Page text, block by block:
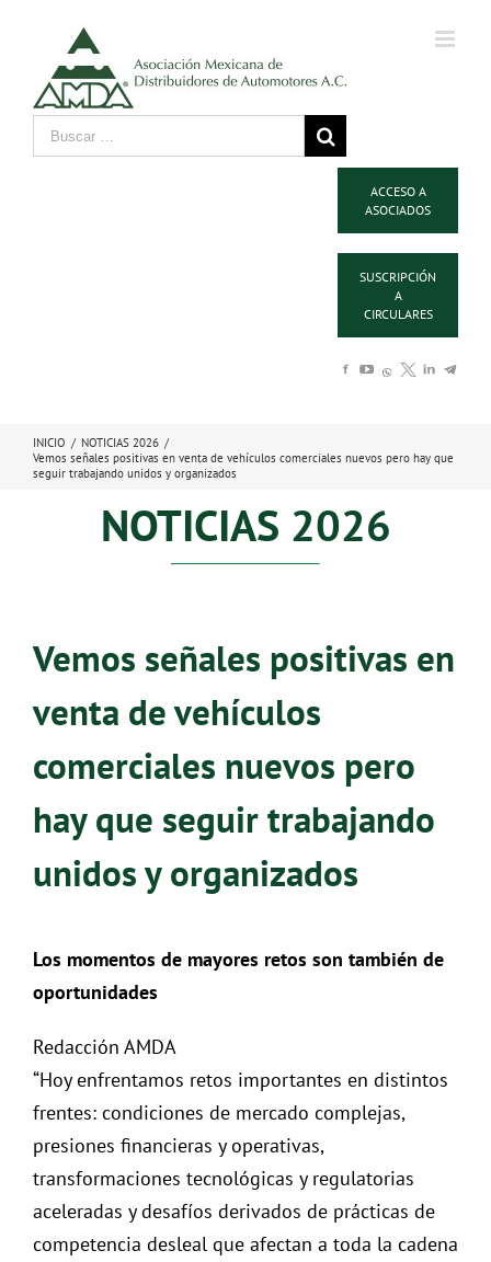
ACCESO A
ASOCIADOS
SUSCRIPCIÓN
A
CIRCULARES
INICIO / NOTICIAS 2026 /
Vemos señales positivas en venta de vehículos comerciales nuevos pero hay que
seguir trabajando unidos y organizados
NOTICIAS 2026
Vemos señales positivas en
venta de vehículos
comerciales nuevos pero
hay que seguir trabajando
unidos y organizados
Los momentos de mayores retos son también de
oportunidades
Redacción AMDA
“Hoy enfrentamos retos importantes en distintos
frentes: condiciones de mercado complejas,
presiones financieras y operativas,
transformaciones tecnológicas y regulatorias
aceleradas y desafíos derivados de prácticas de
competencia desleal que afectan a toda la cadena